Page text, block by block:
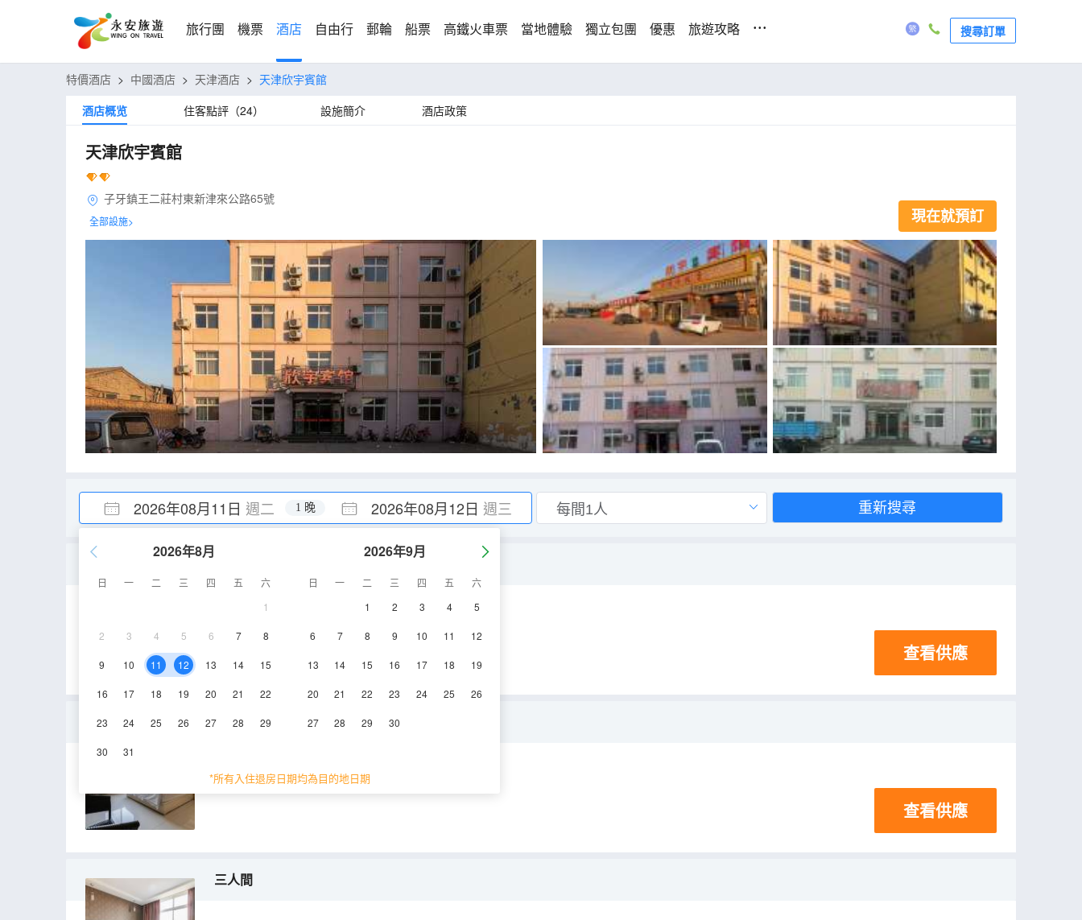
旅行團 機票 酒店 自由行 郵輪 船票 高鐵火車票 當地體驗 獨立包團 優惠 旅遊攻略 ... 搜尋訂單
特價酒店 > 中國酒店 > 天津酒店 > 天津欣宇賓館
酒店概览
住客點評（24） 設施簡介 酒店政策
天津欣宇賓館
子牙鎮王二莊村東新津來公路65號
全部設施> 現在就預訂
2026年08月11日 週二 2026年08月12日 週三
1 晚
2026年8月
日 一 二 三 四 五
六
1
2 3 4 5 6 7 8
9 10 11 12 13 14 15
16 17 18 19 20 21 22
23 24 25 26 27 28 29
30 31
2026年9月
日 一 二 三 四 五
六
1
2 3 4 5
6 7 8 9 10 11 12
13 14 15 16 17 18 19
20 21 22 23 24 25 26
27 28 29 30
*所有入住退房日期均為目的地日期
重新搜尋
電視機
查看供應
大床房
15-18㎡ 1-4層 空調
查看供應
三人間